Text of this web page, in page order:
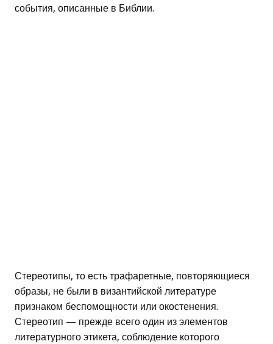
события, описанные в Библии.
Стереотипы, то есть трафаретные, повторяющиеся
образы, не были в византийской литературе
признаком беспомощности или окостенения.
Стереотип — прежде всего один из элементов
литературного этикета, соблюдение которого